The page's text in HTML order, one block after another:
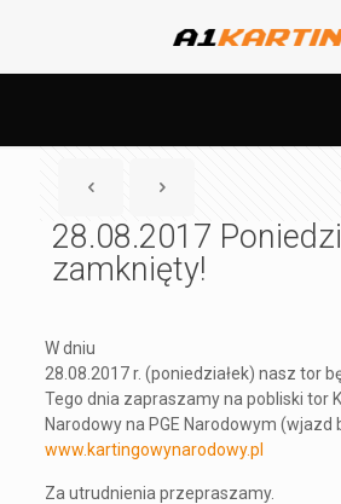
28.08.2017
zamknięty!
W dniu
28.08.2017 r. (poniedziałek) nasz tor
Tego dnia zapraszamy na pobliski tor
Narodowy na PGE Narodowym (wjazd
www.kartingowynarodowy.pl
Za utrudnienia przepraszamy.